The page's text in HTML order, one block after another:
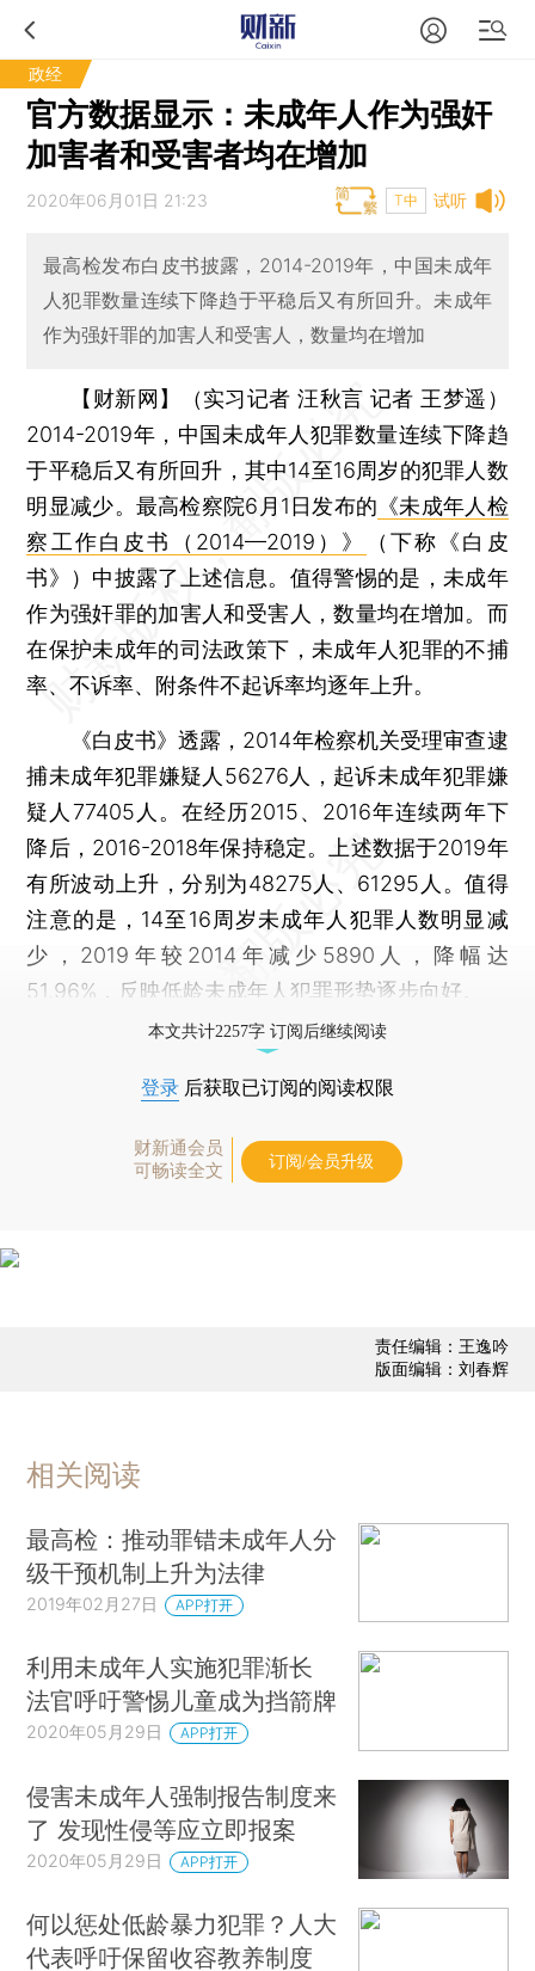
政经
官方数据显示：未成年人作为强奸
加害者和受害者均在增加
试听
2020年06月01日 21:23 T中
最高检发布白皮书披露，2014-2019年，中国未成年
人犯罪数量连续下降趋于平稳后又有所回升。未成年
作为强奸罪的加害人和受害人，数量均在增加
【财新网】（实习记者 汪秋言 记者 王梦遥）
2014-2019年，中国未成年人犯罪数量连续下降趋
于平稳后又有所回升，其中14至16周岁的犯罪人数
明显减少。最高检察院6月1日发布的 《未成年人检
察工作白皮书（2014—2019）》
（下称《白皮
书》）中披露了上述信息。值得警惕的是，未成年
作为强奸罪的加害人和受害人，数量均在增加。而
在保护未成年的司法政策下，未成年人犯罪的不捕
率、不诉率、附条件不起诉率均逐年上升。
《白皮书》透露，2014年检察机关受理审查逮
捕未成年犯罪嫌疑人56276人，起诉未成年犯罪嫌
疑人77405人。在经历2015、2016年连续两年下
降后，2016-2018年保持稳定。上述数据于2019年
有所波动上升，分别为48275人、61295人。值得
注意的是，14至16周岁未成年人犯罪人数明显减
少，2019年较2014年减少5890人，降幅达
51.96%，反映低龄未成年人犯罪形势逐步向好。
本文共计2257字 订阅后继续阅读
登录 后获取已订阅的阅读权限
财新通会员
可畅读全文
订阅/会员升级
责任编辑：王逸吟
版面编辑：刘春辉
相关阅读
最高检：推动罪错未成年人分
级干预机制上升为法律
2019年02月27日 APP打开
利用未成年人实施犯罪渐长
法官呼吁警惕儿童成为挡箭牌
2020年05月29日 APP打开
侵害未成年人强制报告制度来
了 发现性侵等应立即报案
2020年05月29日 APP打开
何以惩处低龄暴力犯罪？人大
代表呼吁保留收容教养制度